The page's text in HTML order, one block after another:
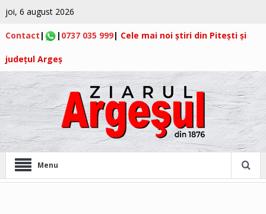
joi, 6 august 2026
Contact | | 0737 035 999| Cele mai noi știri din Pitești și
județul Argeș
Menu